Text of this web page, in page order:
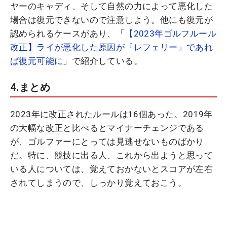
ヤーのキャディ、そして自然の力によって悪化した
場合は復元できないので注意しよう。他にも復元が
認められるケースがあり、「 【2023年ゴルフルール
改正】ライが悪化した原因が『レフェリー』であれ
ば復元可能に 」で紹介している。
4.まとめ
2023年に改正されたルールは16個あった。2019年
の大幅な改正と比べるとマイナーチェンジである
が、ゴルファーにとっては見逃せないものばかり
だ。特に、競技に出る人、これから出ようと思って
いる人については、覚えておかないとスコアが左右
されてしまうので、しっかり覚えておこう。